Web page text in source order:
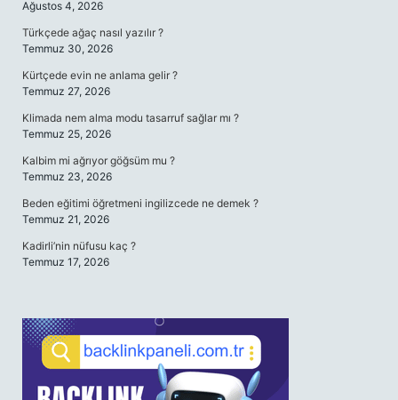
Ağustos 4, 2026
Türkçede ağaç nasıl yazılır ?
Temmuz 30, 2026
Kürtçede evin ne anlama gelir ?
Temmuz 27, 2026
Klimada nem alma modu tasarruf sağlar mı ?
Temmuz 25, 2026
Kalbim mi ağrıyor göğsüm mu ?
Temmuz 23, 2026
Beden eğitimi öğretmeni ingilizcede ne demek ?
Temmuz 21, 2026
Kadirli’nin nüfusu kaç ?
Temmuz 17, 2026